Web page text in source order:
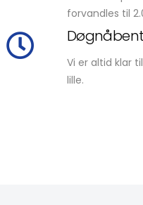
forvandles til
Døgnåbent
Vi er altid klar
lille.